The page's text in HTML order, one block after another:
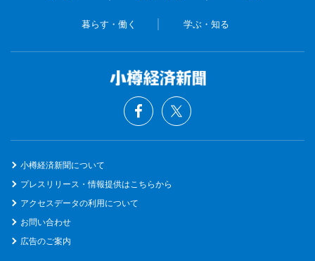
暮らす・働く 学ぶ・知る
小樽経済新聞について
プレスリリース・情報提供はこちらから
アクセスデータの利用について
お問い合わせ
広告のご案内